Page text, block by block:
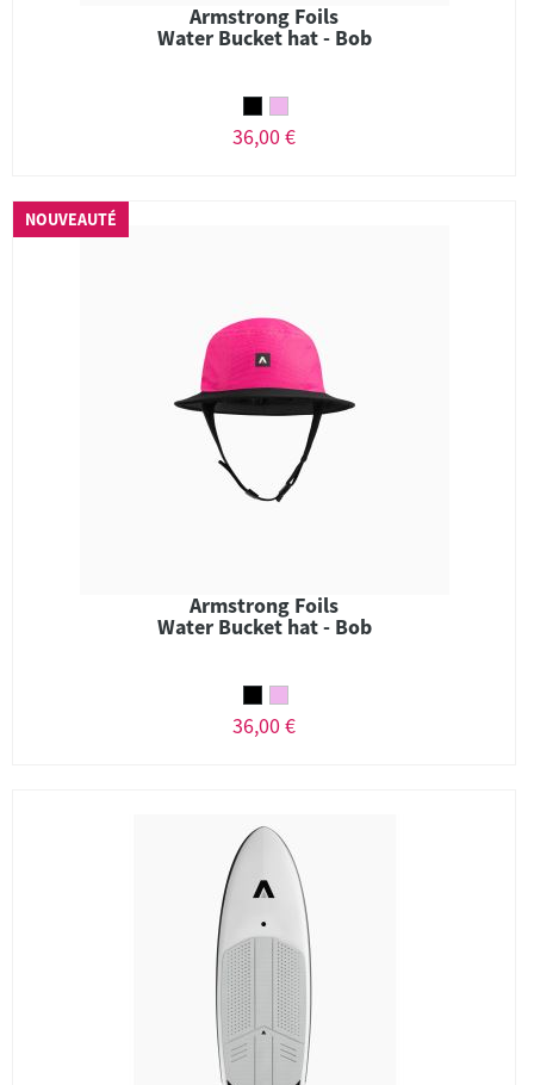
Armstrong Foils
Water Bucket hat - Bob
36,00 €
NOUVEAUTÉ
Armstrong Foils
Water Bucket hat - Bob
36,00 €